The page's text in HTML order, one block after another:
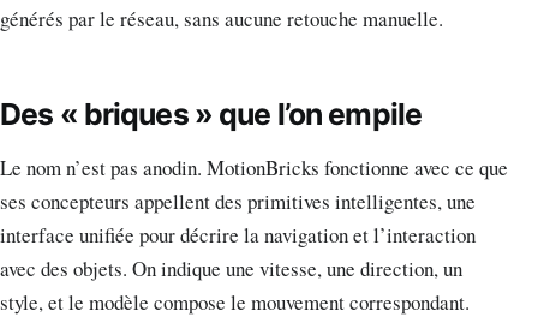
générés par le réseau, sans aucune retouche manuelle.
Des « briques » que l’on empile
Le nom n’est pas anodin. MotionBricks fonctionne avec ce que
ses concepteurs appellent des primitives intelligentes, une
interface unifiée pour décrire la navigation et l’interaction
avec des objets. On indique une vitesse, une direction, un
style, et le modèle compose le mouvement correspondant.